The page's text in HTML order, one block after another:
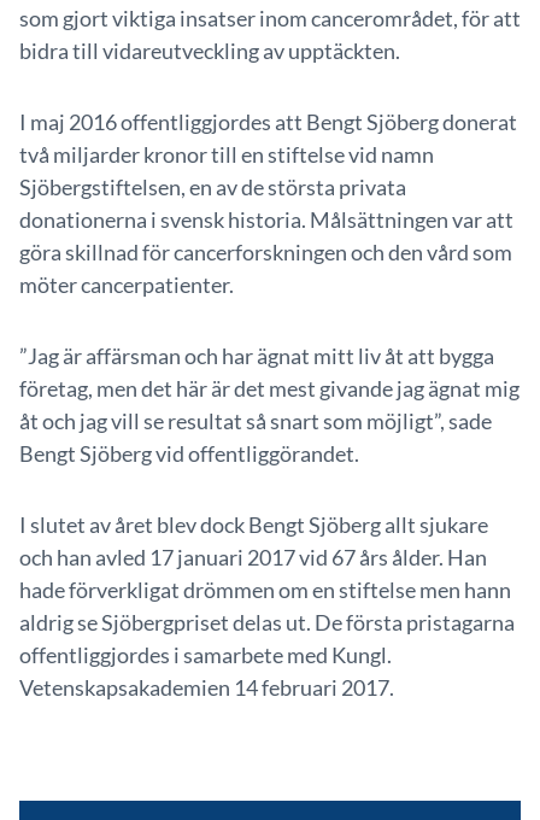
som gjort viktiga insatser inom cancerområdet, för att
bidra till vidareutveckling av upptäckten.
I maj 2016 offentliggjordes att Bengt Sjöberg donerat
två miljarder kronor till en stiftelse vid namn
Sjöbergstiftelsen, en av de största privata
donationerna i svensk historia. Målsättningen var att
göra skillnad för cancerforskningen och den vård som
möter cancerpatienter.
”Jag är affärsman och har ägnat mitt liv åt att bygga
företag, men det här är det mest givande jag ägnat mig
åt och jag vill se resultat så snart som möjligt”, sade
Bengt Sjöberg vid offentliggörandet.
I slutet av året blev dock Bengt Sjöberg allt sjukare
och han avled 17 januari 2017 vid 67 års ålder. Han
hade förverkligat drömmen om en stiftelse men hann
aldrig se Sjöbergpriset delas ut. De första pristagarna
offentliggjordes i samarbete med Kungl.
Vetenskapsakademien 14 februari 2017.